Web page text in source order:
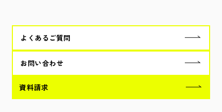
よくあるご質問
お問い合わせ
資料請求